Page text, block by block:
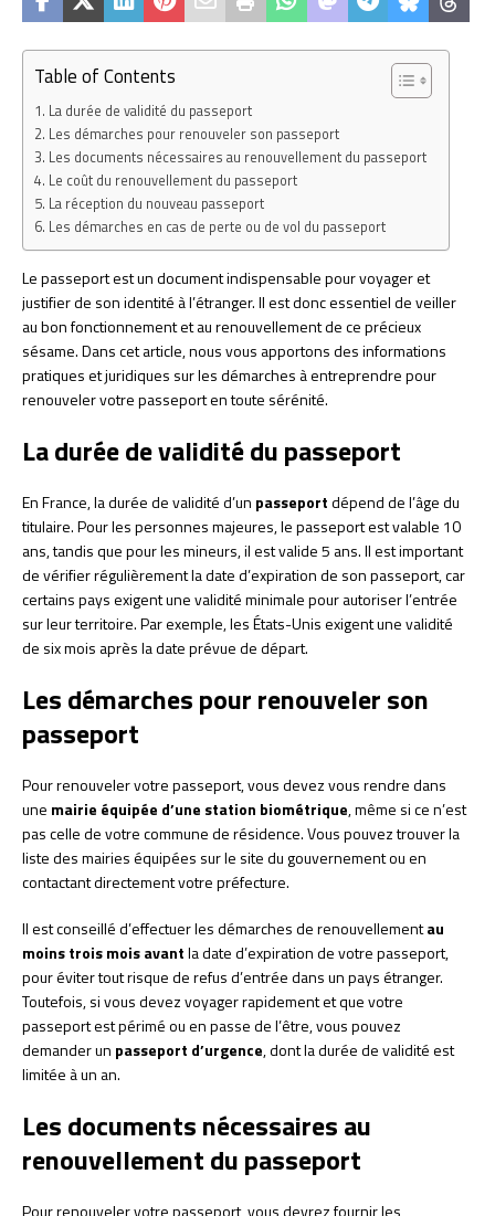
Table of Contents
La durée de validité du passeport
Les démarches pour renouveler son passeport
Les documents nécessaires au renouvellement du passeport
Le coût du renouvellement du passeport
La réception du nouveau passeport
Les démarches en cas de perte ou de vol du passeport
Le passeport est un document indispensable pour voyager et
justifier de son identité à l’étranger. Il est donc essentiel de veiller
au bon fonctionnement et au renouvellement de ce précieux
sésame. Dans cet article, nous vous apportons des informations
pratiques et juridiques sur les démarches à entreprendre pour
renouveler votre passeport en toute sérénité.
La durée de validité du passeport
En France, la durée de validité d’un passeportdépend de l’âge du
titulaire. Pour les personnes majeures, le passeport est valable 10
ans, tandis que pour les mineurs, il est valide 5 ans. Il est important
de vérifier régulièrement la date d’expiration de son passeport, car
certains pays exigent une validité minimale pour autoriser l’entrée
sur leur territoire. Par exemple, les États-Unis exigent une validité
de six mois après la date prévue de départ.
Les démarches pour renouveler son
passeport
Pour renouveler votre passeport, vous devez vous rendre dans
une mairie équipée d’une station biométrique, même si ce n’est
pas celle de votre commune de résidence. Vous pouvez trouver la
liste des mairies équipées sur le site du gouvernement ou en
contactant directement votre préfecture.
Il est conseillé d’effectuer les démarches de renouvellementau
moins trois mois avantla date d’expiration de votre passeport,
pour éviter tout risque de refus d’entrée dans un pays étranger.
Toutefois, si vous devez voyager rapidement et que votre
passeport est périmé ou en passe de l’être, vous pouvez
demander un passeport d’urgence, dont la durée de validité est
limitée à un an.
Les documents nécessaires au
renouvellement du passeport